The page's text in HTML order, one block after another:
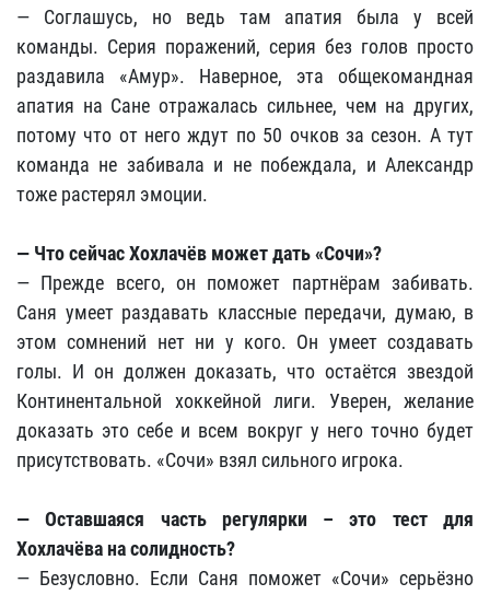
— Соглашусь, но ведь там апатия была у всей
команды. Серия поражений, серия без голов просто
раздавила «Амур». Наверное, эта общекомандная
апатия на Сане отражалась сильнее, чем на других,
потому что от него ждут по 50 очков за сезон. А тут
команда не забивала и не побеждала, и Александр
тоже растерял эмоции.
— Что сейчас Хохлачёв может дать «Сочи»?
— Прежде всего, он поможет партнёрам забивать.
Саня умеет раздавать классные передачи, думаю, в
этом сомнений нет ни у кого. Он умеет создавать
голы. И он должен доказать, что остаётся звездой
Континентальной хоккейной лиги. Уверен, желание
доказать это себе и всем вокруг у него точно будет
присутствовать. «Сочи» взял сильного игрока.
— Оставшаяся часть регулярки – это тест для
Хохлачёва на солидность?
— Безусловно. Если Саня поможет «Сочи» серьёзно